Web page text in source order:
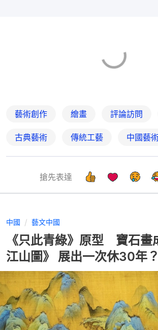
藝術創作 繪畫 評論訪問
古典藝術 傳統工藝 中國藝
搶先表達
中國 藝文中國
《只此青綠》原型 寶石畫
江山圖》 展出一次休30年？